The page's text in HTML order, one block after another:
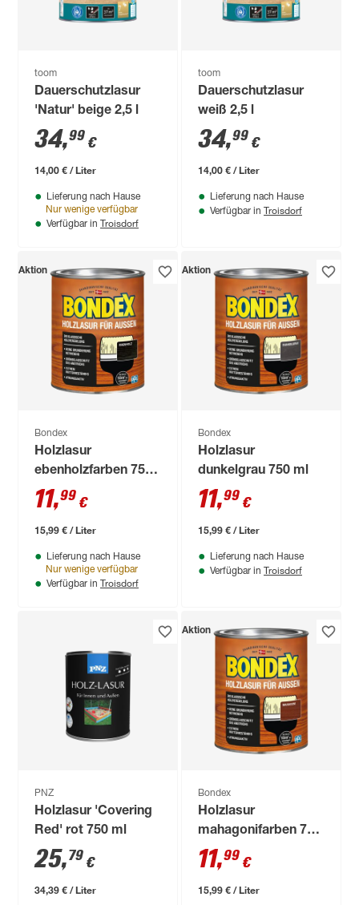
toom
Dauerschutzlasur
'Natur' beige 2,5 l
34,99 €
14,00 € / Liter
Lieferung nach Hause
Nur wenige verfügbar
Verfügbar in Troisdorf
toom
Dauerschutzlasur
weiß 2,5 l
34,99 €
14,00 € / Liter
Lieferung nach Hause
Verfügbar in Troisdorf
Aktion
Bondex
Holzlasur
ebenholzfarben 750
ml
11,99 €
15,99 € / Liter
Lieferung nach Hause
Nur wenige verfügbar
Verfügbar in Troisdorf
Aktion
Bondex
Holzlasur
dunkelgrau 750 ml
11,99 €
15,99 € / Liter
Lieferung nach Hause
Verfügbar in Troisdorf
PNZ
Holzlasur 'Covering
Red' rot 750 ml
25,79 €
34,39 € / Liter
Aktion
Bondex
Holzlasur
mahagonifarben 750
ml
11,99 €
15,99 € / Liter